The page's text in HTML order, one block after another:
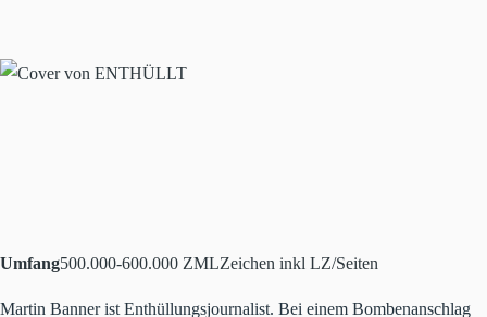
Umfang500.000-600.000 ZMLZeichen inkl LZ/Seiten
Martin Banner ist Enthüllungsjournalist. Bei einem Bombenanschlag